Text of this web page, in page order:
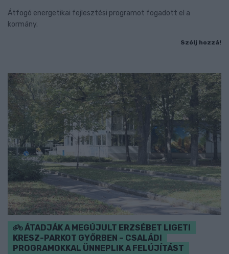
Átfogó energetikai fejlesztési programot fogadott el a
kormány.
Szólj hozzá!
ÁTADJÁK A MEGÚJULT ERZSÉBET LIGETI
KRESZ-PARKOT GYŐRBEN – CSALÁDI
PROGRAMOKKAL ÜNNEPLIK A FELÚJÍTÁST